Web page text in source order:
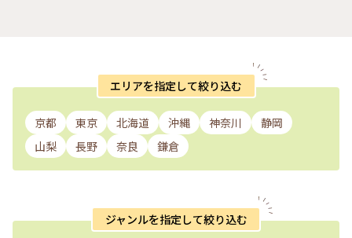
エリアを指定して絞り込む
京都 東京 北海道 沖縄 神奈川
静岡
山梨
長野 奈良 鎌倉
ジャンルを指定して絞り込む